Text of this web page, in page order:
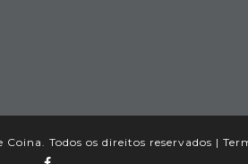
Todos os direitos reservados |